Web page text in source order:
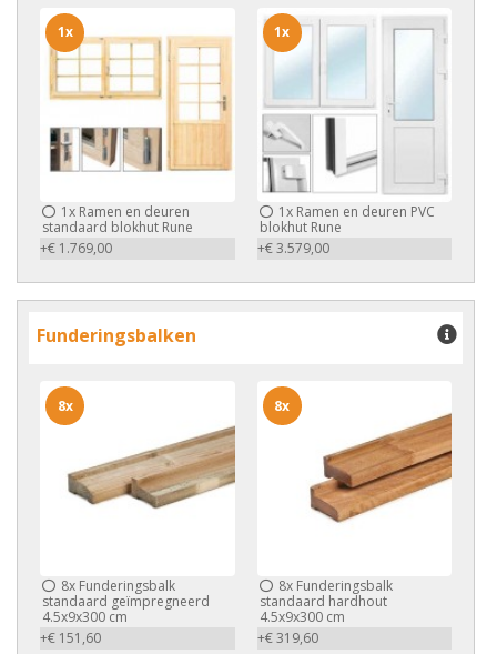
1x Ramen en deuren
standaard blokhut Rune
+€ 1.769,00
1x
1xRamen en deuren PVC
blokhut Rune
+€ 3.579,00
1x
Funderingsbalken
8x Funderingsbalk
standaard geïmpregneerd
4.5x9x300 cm
+€ 151,60
8x
8xFunderingsbalk
standaard hardhout
4.5x9x300 cm
+€ 319,60
8x